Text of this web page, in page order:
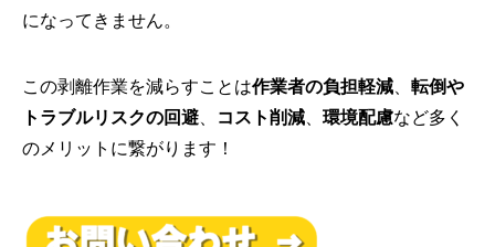
になってきません。
この剥離作業を減らすことは作業者の負担軽減
転倒や
トラブルリ スクの回避 コスト削減 環境配慮など多く
のメリットに繋がりま す！